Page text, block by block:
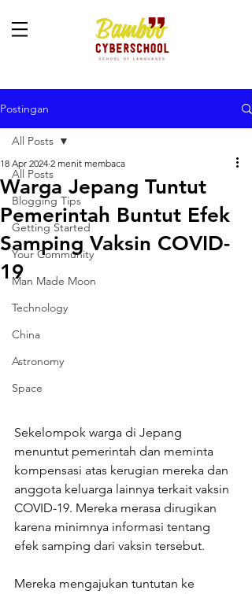
Postingan
All Posts
Blogging Tips
Getting Started
Your Community
Man Made Moon
Technology
China
Astronomy
Space
All Posts
Warga Jepang Tuntut
Pemerintah Buntut Efek
Samping Vaksin COVID-
19
18 Apr 2024 2 menit membaca
Sekelompok warga di Jepang
menuntut pemerintah dan meminta
kompensasi atas kerugian mereka dan
anggota keluarga lainnya terkait vaksin
COVID-19. Mereka merasa dirugikan
karena minimnya informasi tentang
efek samping dari vaksin tersebut.
Mereka mengajukan tuntutan ke